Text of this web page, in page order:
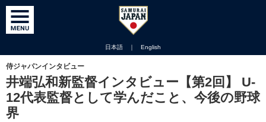
日本語 ｜ English
侍ジャパンインタビュー
井端弘和新監督インタビュー【第2回】 U-
12代表監督として学んだこと、今後の野球
界